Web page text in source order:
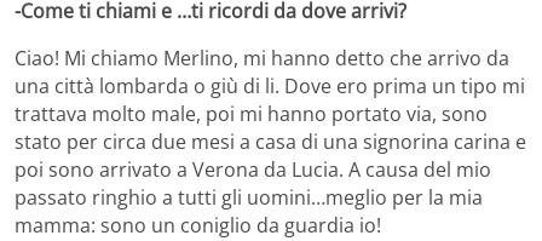
-Come ti chiami e …ti ricordi da dove arrivi?
Ciao! Mi chiamo Merlino, mi hanno detto che arrivo da
una città lombarda o giù di li. Dove ero prima un tipo mi
trattava molto male, poi mi hanno portato via, sono
stato per circa due mesi a casa di una signorina carina e
poi sono arrivato a Verona da Lucia. A causa del mio
passato ringhio a tutti gli uomini…meglio per la mia
mamma: sono un coniglio da guardia io!